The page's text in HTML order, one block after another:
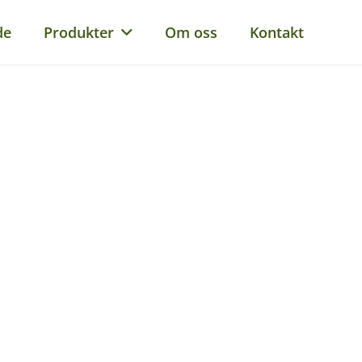
Produkter Om oss Kontakt